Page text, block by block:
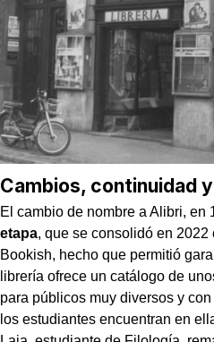
Cambios, continuidad
El cambio de nombre a Alibri, en
etapa, que se consolidó en
Bookish, hecho que permitió
librería ofrece un catálogo de
para públicos muy diversos y
los estudiantes encuentran en